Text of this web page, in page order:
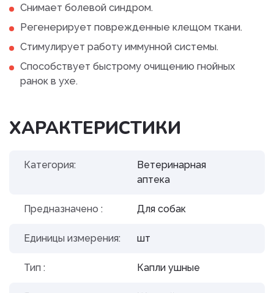
Снимает болевой синдром.
Регенерирует поврежденные клещом ткани.
Стимулирует работу иммунной системы.
Способствует быстрому очищению гнойных
ранок в ухе.
ХАРАКТЕРИСТИКИ
Категория:
Ветеринарная
аптека
Предназначено : Для собак
Единицы измерения: шт
Тип : Капли ушные